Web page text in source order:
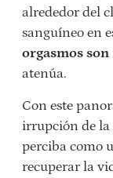
alrededor del
sanguíneo en
orgasmos
atenúa.
Con este
irrupción de la
perciba como
recuperar la